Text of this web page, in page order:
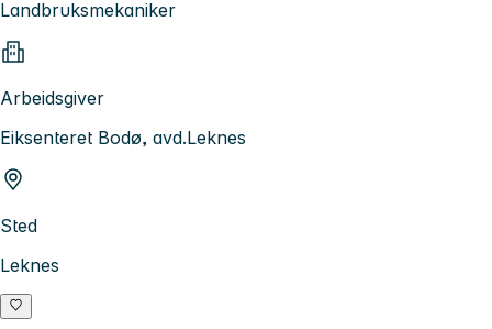
Landbruksmekaniker
Arbeidsgiver
Eiksenteret Bodø, avd.Leknes
Sted
Leknes